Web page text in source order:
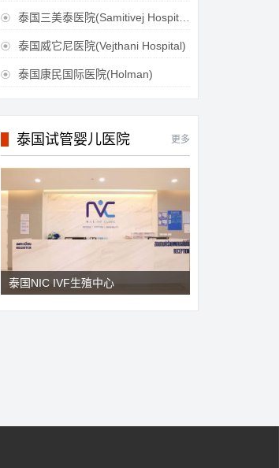
 泰国三美泰医院(Samitivej Hospital)
 泰国威它尼医院(Vejthani Hospital)
 泰国康民国际医院(Holman)
泰国试管婴儿医院 更多
泰国NIC IVF生殖中心